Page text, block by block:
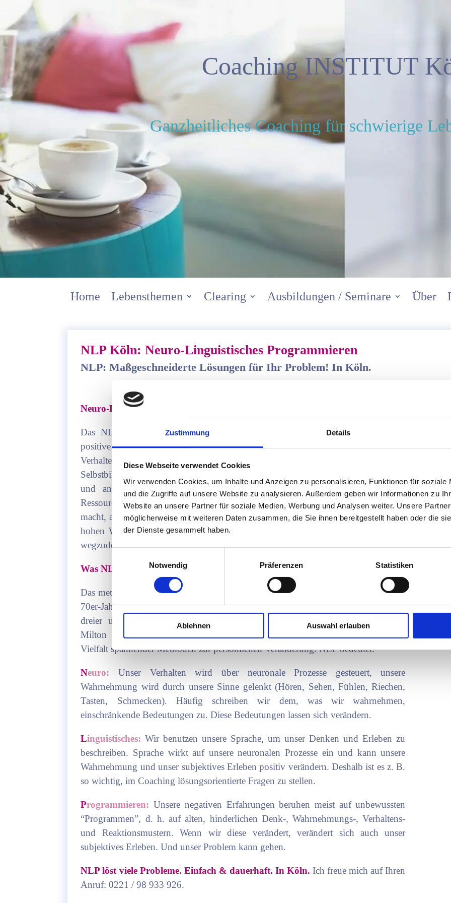
Zustimmung Details
Diese Webseite verwendet Cookies
Wir verwenden Cookies, um Inhalte und Anzeigen zu personalisieren, Funktionen für soziale
und die Zugriffe auf unsere Website zu analysieren. Außerdem geben wir Informationen zu
Website an unsere Partner für soziale Medien, Werbung und Analysen weiter. Unsere
möglicherweise mit weiteren Daten zusammen, die Sie ihnen bereitgestellt haben oder die
der Dienste gesammelt haben.
Notwendig
Präferenzen Statistiken
Ablehnen Auswahl erlauben
Coaching INSTITUT
Ganzheitliches Coaching für schwierige
Home Lebensthemen Clearing Ausbildungen / Seminare Über
NLP Köln: Neuro-Linguistisches Programmieren
NLP: Maßgeschneiderte Lösungen für Ihr Problem! In Köln.
Neuro-Linguistisches Programmieren
Das NLP verfügt über eine Vielzahl hocheffektiver Methoden, mit denen sich
positive Veränderungen erreichen lassen. Veränderbar sind: ungünstige
Verhaltensmuster, limitierende Glaubenssätze, belastende Emotionen, ein negatives
Selbstbild, fehlende Motivation, Leistungs-, Kreativitäts-, Zielfindungs-, Erfolgs-
und andere Blockaden. Ein wichtiges Merkmal der Methodik ist, dass sie
Ressourcen aktiviert und diese dem Klienten auch in Problemkontexten zugänglich
macht, also dort, wo er sie bislang nicht hatte. NLP wirkt schnell und ist dank seiner
hohen Wirksamkeit und Methodenvielfalt aus Coaching und Therapie nicht mehr
wegzudenken.
Was NLP bedeutet
Das methodenreiche Konzept wurde von Richard Bandler und John Grinder in den
70er-Jahren entwickelt. Sie beobachteten und dokumentierten die Arbeitsweisen
dreier ungewöhnlich erfolgreicher Therapeuten: Virginia Satir, Fritz Perls und
Milton Erickson. So entstanden ein effektives Kommunikationsmodell und eine
Vielfalt spannender Methoden zur persönlichen Veränderung. NLP bedeutet:
Neuro:
Unser Verhalten wird über neuronale Prozesse gesteuert, unsere
Wahrnehmung wird durch unsere Sinne gelenkt (Hören, Sehen, Fühlen, Riechen,
Tasten, Schmecken). Häufig schreiben wir dem, was wir wahrnehmen,
einschränkende Bedeutungen zu. Diese Bedeutungen lassen sich verändern.
Linguistisches: Wir benutzen unsere Sprache, um unser Denken und Erleben zu
beschreiben. Sprache wirkt auf unsere neuronalen Prozesse ein und kann unsere
Wahrnehmung und unser subjektives Erleben positiv verändern. Deshalb ist es z. B.
so wichtig, im Coaching lösungsorientierte Fragen zu stellen.
Programmieren: Unsere negativen Erfahrungen beruhen meist auf unbewussten
“Programmen”, d. h. auf alten, hinderlichen Denk-, Wahrnehmungs-, Verhaltens-
und Reaktionsmustern. Wenn wir diese verändert, verändert sich auch unser
subjektives Erleben. Und unser Problem kann gehen.
NLP löst viele Probleme. Einfach & dauerhaft. In Köln.Ich freue mich auf Ihren
Anruf:0221 / 98 933 926.